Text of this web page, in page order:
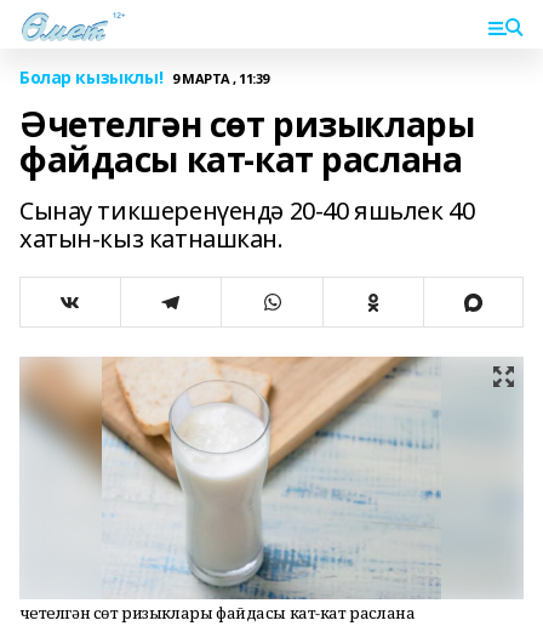
Болар кызыклы! 9 МАРТА , 11:39
Әчетелгән сөт ризыклары
файдасы кат-кат раслана
Сынау тикшеренүендә 20-40 яшьлек 40
хатын-кыз катнашкан.
Әчетелгән сөт ризыклары файдасы кат-кат раслана